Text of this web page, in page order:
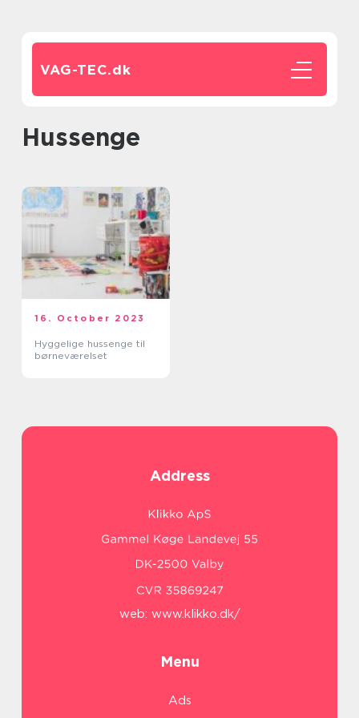
VAG-TEC.dk
hussenge
16. October 2023
Hyggelige hussenge til
børneværelset
Address
web: www.klikko.dk/
Menu
Ads